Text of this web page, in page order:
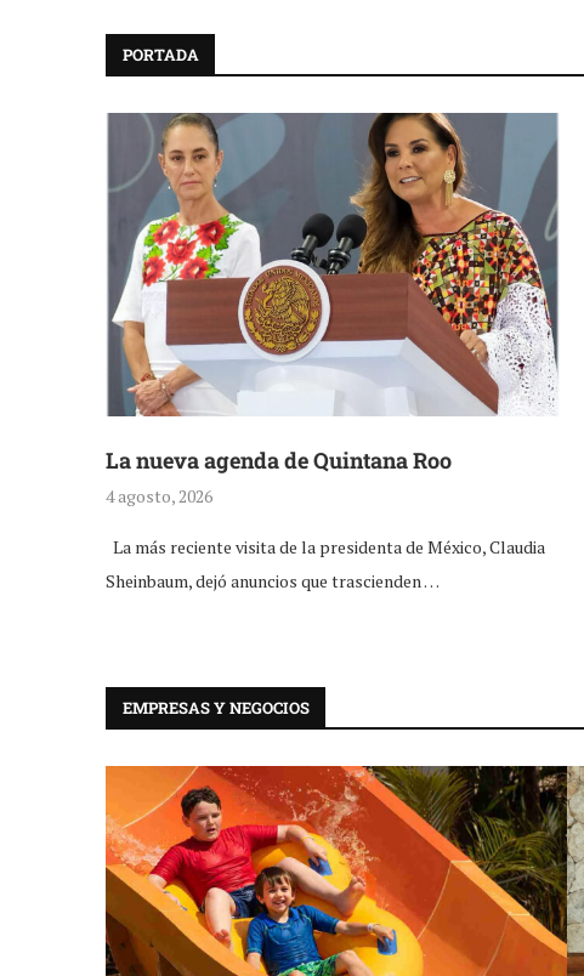
PORTADA
La nueva agenda de Quintana Roo
4 agosto, 2026
La más reciente visita de la presidenta de México, Claudia
Sheinbaum, dejó anuncios que trascienden …
EMPRESAS Y NEGOCIOS